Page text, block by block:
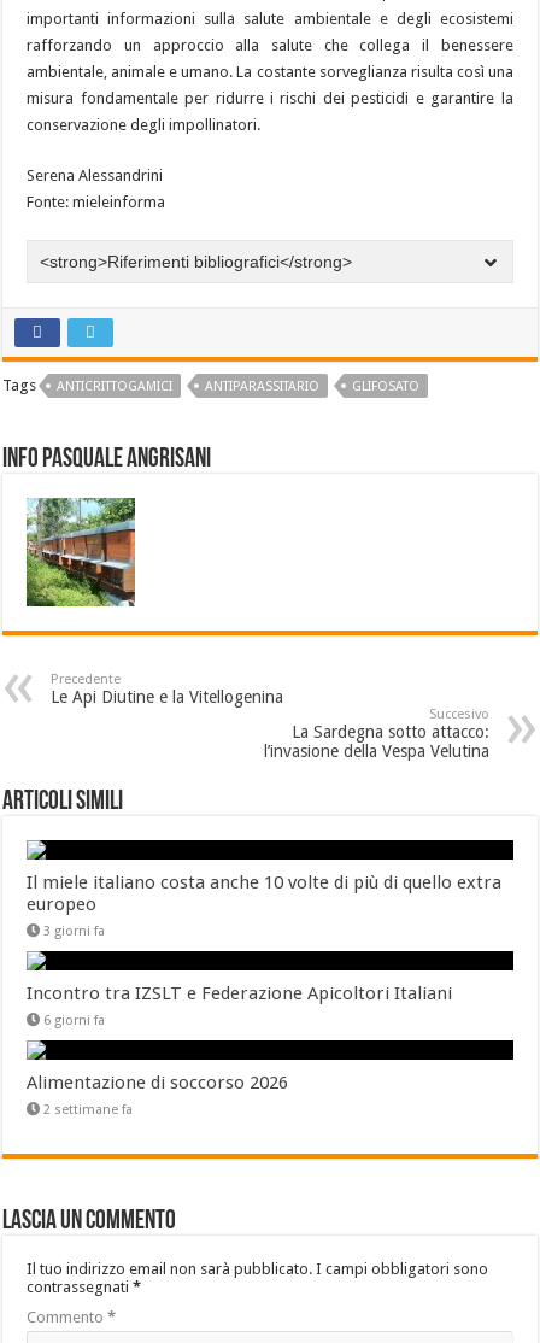
importanti informazioni sulla salute ambientale e degli ecosistemi
rafforzando un approccio alla salute che collega il benessere
ambientale, animale e umano. La costante sorveglianza risulta così una
misura fondamentale per ridurre i rischi dei pesticidi e garantire la
conservazione degli impollinatori.
Serena Alessandrini
Fonte: mieleinforma
<strong>Riferimenti bibliografici</strong>
Tags ANTICRITTOGAMICI ANTIPARASSITARIO GLIFOSATO
Info Pasquale Angrisani
Precedente
Le Api Diutine e la Vitellogenina
Succesivo
La Sardegna sotto attacco:
l’invasione della Vespa Velutina
Articoli Simili
Il miele italiano costa anche 10 volte di più di quello extra
europeo
3 giorni fa
Incontro tra IZSLT e Federazione Apicoltori Italiani
6 giorni fa
Alimentazione di soccorso 2026
2 settimane fa
Lascia un commento
Il tuo indirizzo email non sarà pubblicato. I campi obbligatori sono
contrassegnati*
Commento*